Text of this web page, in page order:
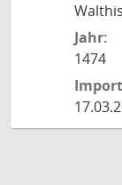
Jahr:
1474